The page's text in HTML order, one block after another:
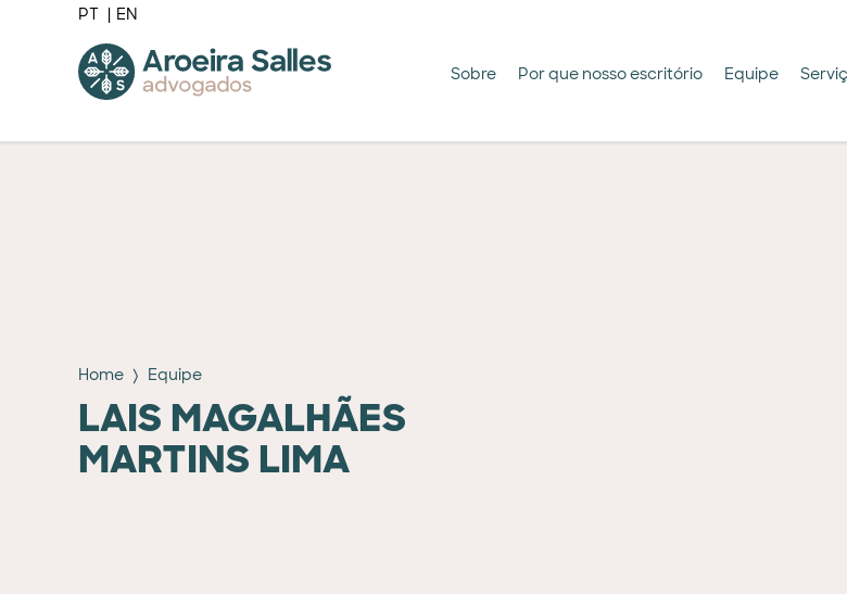
PT EN
Sobre Por que nosso escritório Equipe
Home Equipe
LAIS MAGALHÃES
MARTINS LIMA